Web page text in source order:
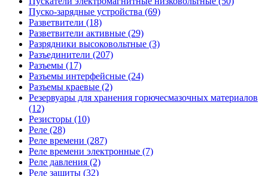
Пуско-зарядные устройства (69)
Разветвители (18)
Разветвители активные (29)
Разрядники высоковольтные (3)
Разъединители (207)
Разъемы (17)
Разъемы интерфейсные (24)
Разъемы краевые (2)
Резервуары для хранения горючесмазочных материалов
(12)
Резисторы (10)
Реле (28)
Реле времени (287)
Реле времени электронные (7)
Реле давления (2)
Реле защиты (32)